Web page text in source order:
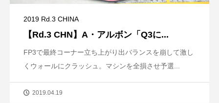
2019 Rd.3 CHINA
【Rd.3 CHN】A・アルボン「Q3に...
FP3で最終コーナー立ち上がり出バランスを崩して激し
くウォールにクラッシュ。マシンを全損させ予選...
2019.04.19